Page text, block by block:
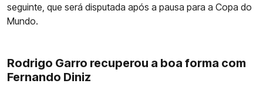
seguinte, que será disputada após a pausa para a Copa do
Mundo.
Rodrigo Garro recuperou a boa forma com
Fernando Diniz